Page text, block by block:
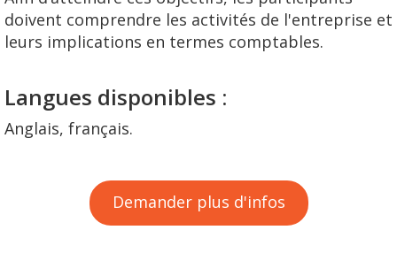
doivent comprendre les activités de l'entreprise et
leurs implications en termes comptables.
Langues disponibles :
Anglais, français.
Demander plus d'infos